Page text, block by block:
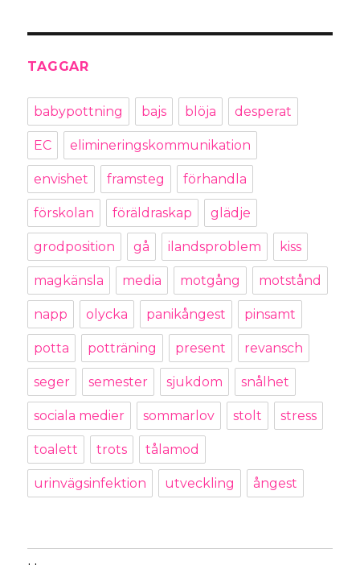
TAGGAR
babypottning bajs blöja desperat
EC elimineringskommunikation
envishet framsteg förhandla
förskolan föräldraskap glädje
grodposition gå ilandsproblem kiss
magkänsla media motgång motstånd
napp olycka panikångest pinsamt
potta potträning present revansch
seger semester sjukdom snålhet
sociala medier sommarlov stolt stress
toalett trots tålamod
urinvägsinfektion utveckling ångest